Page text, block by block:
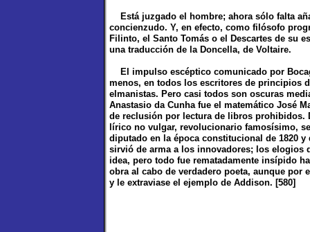
Está juzgado el hombre; ahora sólo falta
concienzudo. Y, en efecto, como filósofo
Filinto, el Santo Tomás o el Descartes de su
una traducción de la Doncella, de Voltaire.
El impulso escéptico comunicado por
menos, en todos los escritores de principios
elmanistas. Pero casi todos son oscuras
Anastasio da Cunha fue el matemático José
de reclusión por lectura de libros prohibidos.
lírico no vulgar, revolucionario famosísimo,
diputado en la época constitucional de 1820
sirvió de arma a los innovadores; los elogios
idea, pero todo fue rematadamente insípido
obra al cabo de verdadero poeta, aunque por
y le extraviase el ejemplo de Addison. [580]